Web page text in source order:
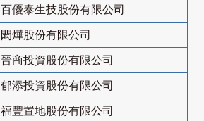
百優泰生技股份有限公司
閎燁股份有限公司
晉商投資股份有限公司
郁添投資股份有限公司
福豐置地股份有限公司